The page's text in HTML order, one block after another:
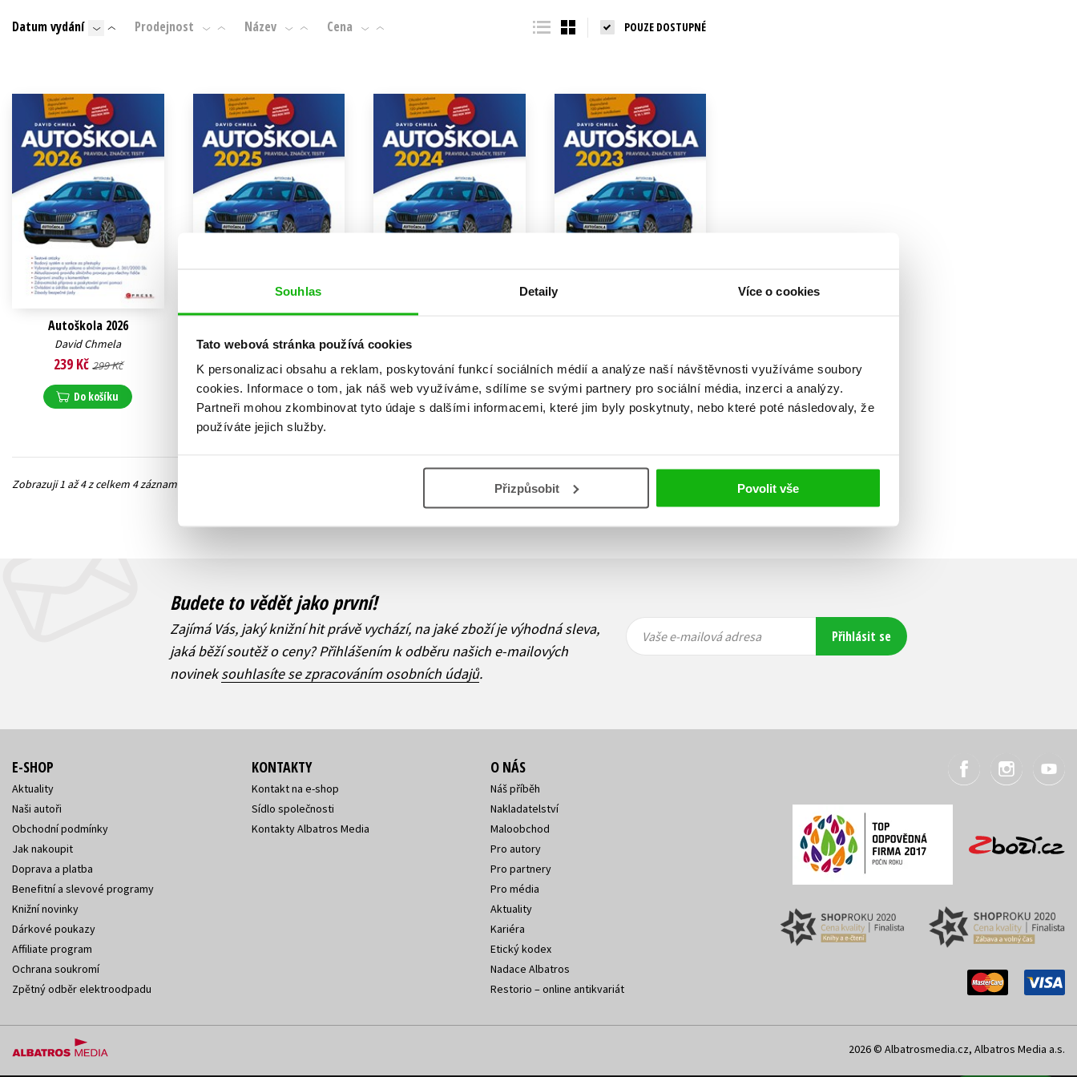
Souhlas Detaily Více o cookies
Tato webová stránka používá cookies
K personalizaci obsahu a reklam, poskytování funkcí sociálních médií a analýze naší návštěvnosti využíváme soubory
cookies. Informace o tom, jak náš web využíváme, sdílíme se svými partnery pro sociální média, inzerci a analýzy.
Partneři mohou zkombinovat tyto údaje s dalšími informacemi, které jim byly poskytnuty, nebo které poté následovaly, že
používáte jejich služby.
Přizpůsobit Povolit vše
Beletrie pro děti
Byznys a ekonomie
Jazyky
Komiks
Populárně - naučné pro děti
Příroda a zahrada
Young adult (SK)
Všechny tituly
Datum vydání Prodejnost Název Cena POUZE DOSTUPNÉ
Autoškola 2026
David Chmela
239 Kč 299 Kč
Do košíku
David Chmela
199 Kč249 Kč
Do košíku
199 Kč249 Kč
Do košíku
199 Kč249 Kč
Do košíku
Zobraz záznamů
Zobrazuji 1 až 4 z celkem 4 záznamů
Budete to vědět jako první!
Zajímá Vás, jaký knižní hit právě vychází, na jaké zboží je výhodná sleva,
jaká běží soutěž o ceny? Přihlášením k odběru našich e-mailových
novineksouhlasíte se zpracováním osobních údajů.
Vaše e-
mailová
Vaše e-
mailová
Vaše e-mailová adresa Přihlásit se
E-SHOP
Aktuality
Naši autoři
Obchodní podmínky
Jak nakoupit
Doprava a platba
Benefitní a slevové programy
Knižní novinky
Dárkové poukazy
Affiliate program
Ochrana soukromí
Zpětný odběr elektroodpadu
KONTAKTY
Kontakt na e-shop
Sídlo společnosti
Kontakty Albatros Media
O NÁS
Náš příběh
Nakladatelství
Maloobchod
Pro autory
Pro partnery
Pro média
Aktuality
Kariéra
Etický kodex
Nadace Albatros
Restorio – online antikvariát
2026 © Albatrosmedia.cz, Albatros Media a.s.